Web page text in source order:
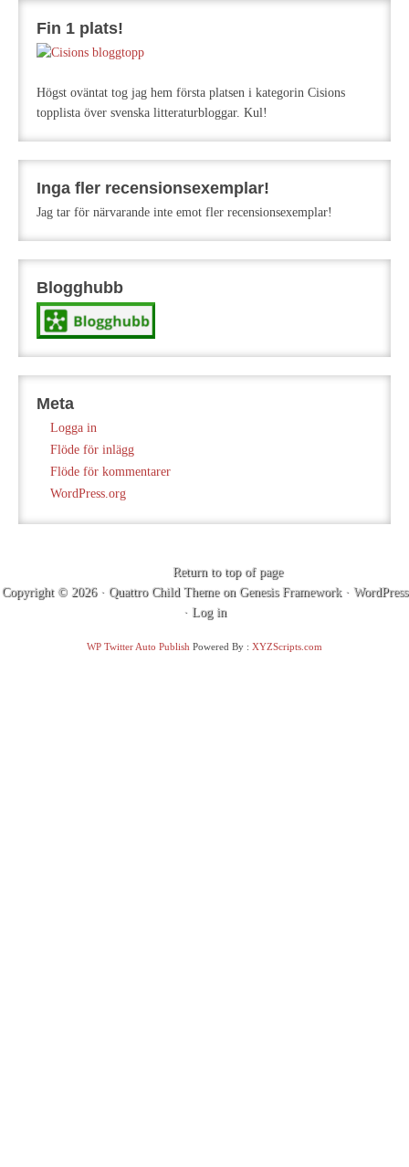
Fin 1 plats!
Högst oväntat tog jag hem första platsen i kategorin Cisions
topplista över svenska litteraturbloggar. Kul!
Inga fler recensionsexemplar!
Jag tar för närvarande inte emot fler recensionsexemplar!
Blogghubb
Meta
Logga in
Flöde för inlägg
Flöde för kommentarer
WordPress.org
Return to top of page
Copyright © 2026 · Quattro Child Themeon Genesis Framework· WordPress
· Log in
WP Twitter Auto Publish Powered By : XYZScripts.com